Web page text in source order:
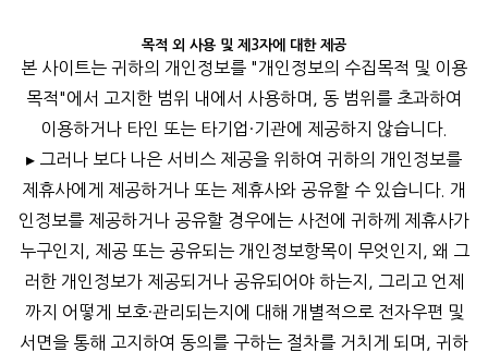
목적 외 사용 및 제3자에 대한 제공
본 사이트는 귀하의 개인정보를 "개인정보의 수집목적 및 이용
목적"에서 고지한 범위 내에서 사용하며, 동 범위를 초과하여
이용하거나 타인 또는 타기업·기관에 제공하지 않습니다.
▸ 그러나 보다 나은 서비스 제공을 위하여 귀하의 개인정보를
제휴사에게 제공하거나 또는 제휴사와 공유할 수 있습니다. 개
인정보를 제공하거나 공유할 경우에는 사전에 귀하께 제휴사가
누구인지, 제공 또는 공유되는 개인정보항목이 무엇인지, 왜 그
러한 개인정보가 제공되거나 공유되어야 하는지, 그리고 언제
까지 어떻게 보호·관리되는지에 대해 개별적으로 전자우편 및
서면을 통해 고지하여 동의를 구하는 절차를 거치게 되며, 귀하